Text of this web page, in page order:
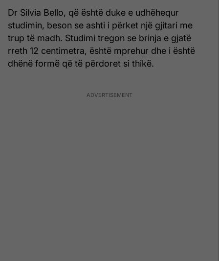
Dr Silvia Bello, që është duke e udhëhequr
studimin, beson se ashti i përket një gjitari me
trup të madh. Studimi tregon se brinja e gjatë
rreth 12 centimetra, është mprehur dhe i është
dhënë formë që të përdoret si thikë.